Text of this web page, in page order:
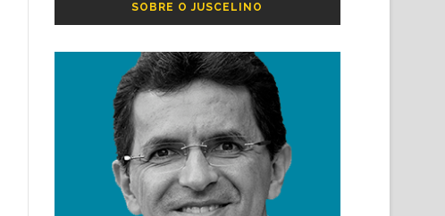
SOBRE O JUSCELINO